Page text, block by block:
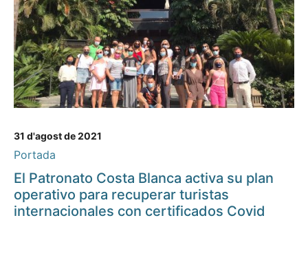
31 d'agost de 2021
Portada
El Patronato Costa Blanca activa su plan
operativo para recuperar turistas
internacionales con certificados Covid